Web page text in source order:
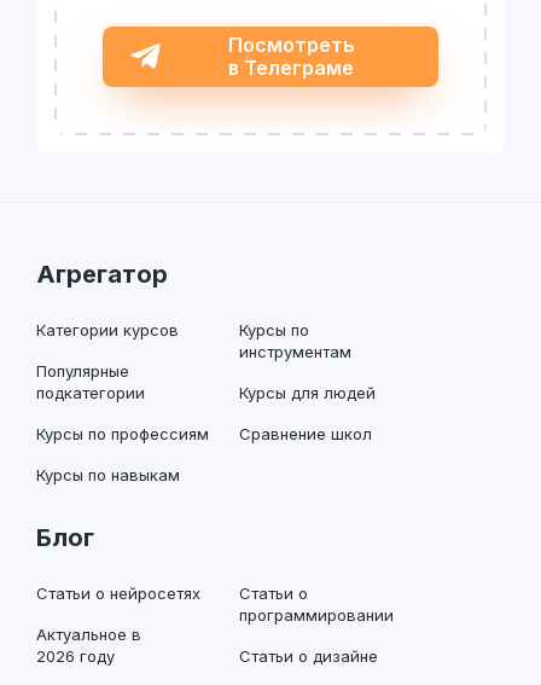
Посмотреть
в Телеграме
Агрегатор
Категории курсов
Популярные
подкатегории
Курсы по профессиям
Курсы по навыкам
Курсы по
инструментам
Курсы для людей
Сравнение школ
Блог
Статьи о нейросетях
Актуальное в
2026 году
Статьи о
программировании
Статьи о дизайне